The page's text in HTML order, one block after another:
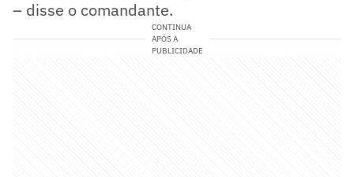
– disse o comandante.
CONTINUA
APÓS A
PUBLICIDADE